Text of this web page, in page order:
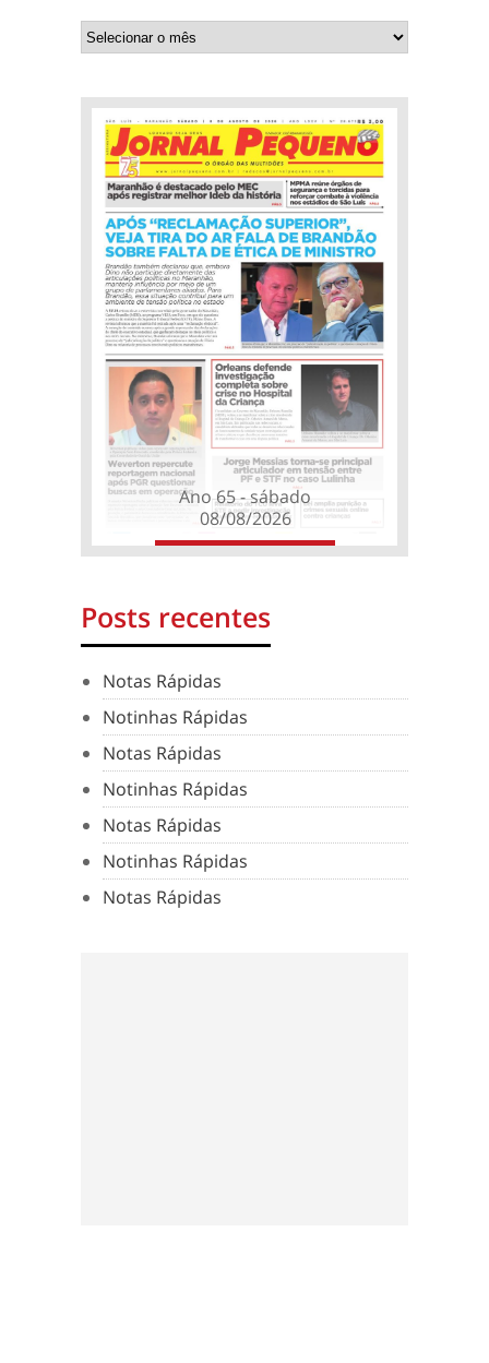
Ano 65 - sábado
08/08/2026
Posts recentes
Notas Rápidas
Notinhas Rápidas
Notas Rápidas
Notinhas Rápidas
Notas Rápidas
Notinhas Rápidas
Notas Rápidas